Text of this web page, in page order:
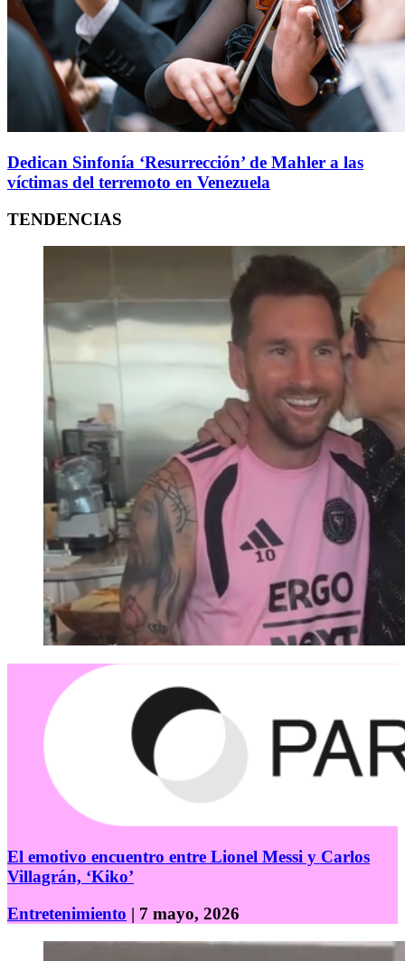
Dedican Sinfonía ‘Resurrección’ de Mahler a las
víctimas del terremoto en Venezuela
TENDENCIAS
El emotivo encuentro entre Lionel Messi y Carlos
Villagrán, ‘Kiko’
Entretenimiento | 7 mayo, 2026